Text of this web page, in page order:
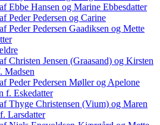
Ebbe Hansen og Marine Ebbesdatter
Peder Pedersen og Carine
Peder Pedersen Gaadiksen og Mette
Christen Jensen (Graasand) og Kirsten
Madsen
Peder Pedersen Møller og Apelone
f. Eskedatter
Thyge Christensen (Vium) og Maren
Larsdatter